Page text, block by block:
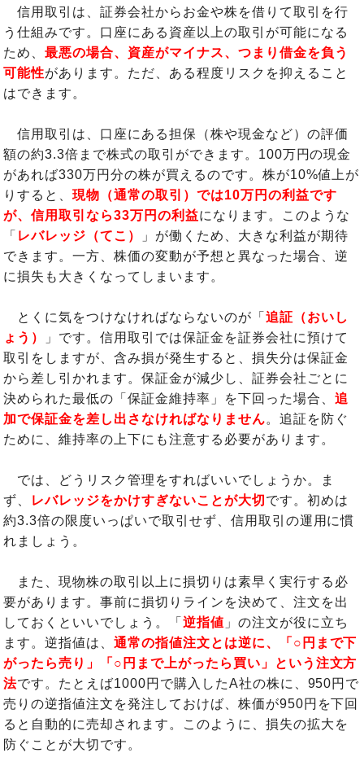
信用取引は、証券会社からお金や株を借りて取引を行
う仕組みです。口座にある資産以上の取引が可能になる
ため、最悪の場合、資産がマイナス、つまり借金を負う
可能性があります。ただ、ある程度リスクを抑えること
はできます。
信用取引は、口座にある担保（株や現金など）の評価
額の約3.3倍まで株式の取引ができます。100万円の現金
があれば330万円分の株が買えるのです。株が10%値上が
りすると、現物（通常の取引）では10万円の利益です
が、信用取引なら33万円の利益になります。このような
「 レバレッジ（てこ）
」が働くため、大きな利益が期待
できます。一方、株価の変動が予想と異なった場合、逆
に損失も大きくなってしまいます。
とくに気をつけなければならないのが「 追証（おいし
ょう）
」です。信用取引では保証金を証券会社に預けて
取引をしますが、含み損が発生すると、損失分は保証金
から差し引かれます。保証金が減少し、証券会社ごとに
決められた最低の「保証金維持率」を下回った場合、 追
加で保証金を差し出さなければなりません。追証を防ぐ
ために、維持率の上下にも注意する必要があります。
では、どうリスク管理をすればいいでしょうか。ま
ず、 レバレッジをかけすぎないことが大切 です。初めは
約3.3倍の限度いっぱいで取引せず、信用取引の運用に慣
れましょう。
また、現物株の取引以上に損切りは素早く実行する必
要があります。事前に損切りラインを決めて、注文を出
しておくといいでしょう。「 逆指値 」の注文が役に立ち
ます。逆指値は、通常の指値注文とは逆に、「○円まで下
がったら売り」「○円まで上がったら買い」という注文方
法です。たとえば1000円で購入したA社の株に、950円で
売りの逆指値注文を発注しておけば、株価が950円を下回
ると自動的に売却されます。このように、損失の拡大を
防ぐことが大切です。